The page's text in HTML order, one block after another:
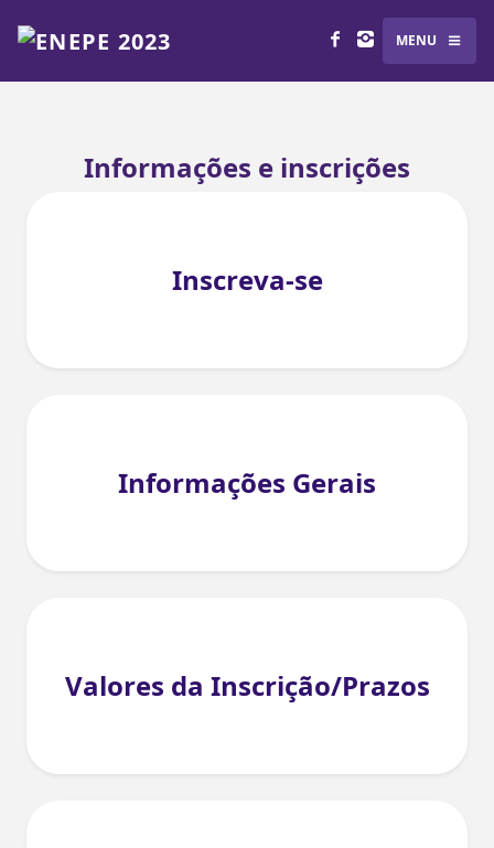
MENU
Informações e inscrições
Inscreva-se
Informações Gerais
Valores da Inscrição/Prazos